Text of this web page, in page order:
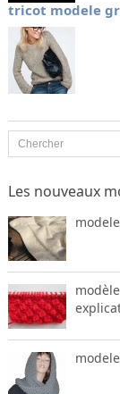
tricot modele
Les nouveaux